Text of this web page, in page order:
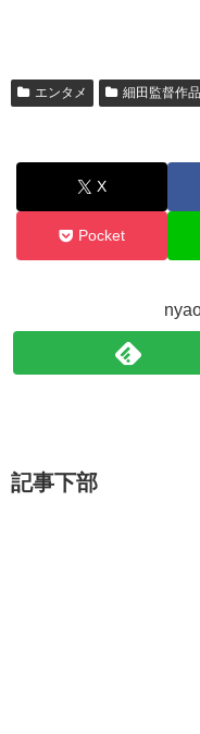
エンタメ 細田監督作品
X
Pocket
記事下部